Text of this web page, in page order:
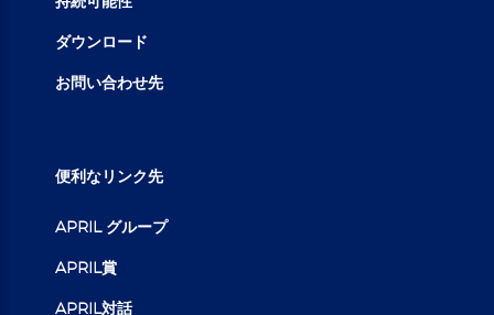
ダウンロード
お問い合わせ先
便利なリンク先
APRIL グループ
APRIL賞
APRIL対話